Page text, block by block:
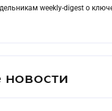
weekly-digest о